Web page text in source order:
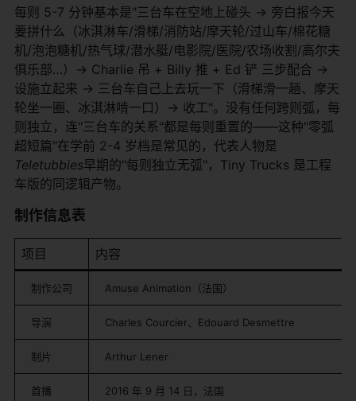
每则 5-7 分钟基本是"三台车在空地上碰头 → 旁白报今天
要拼什么（冰淇淋车/滑梯/消防站/摩天轮/过山车/棉花糖
机/泡泡糖机/热气球/潜水艇/电影院/医院/农场收割/高尔夫
俱乐部…）→ Charlie 吊 + Billy 推 + Ed 铲 三步配合 →
设施立起来 → 三台车自己上去玩一下（滑梯滑一趟、摩天
轮坐一圈、冰淇淋啃一口）→ 收工"。没有任何跨则弧，每
则独立，连"三台车的关系"都是每则重置的——这种"零弧
超短篇"在学前 2-4 岁档是常见的，代表人物是
Teletubbies早期的"每则独立无弧"，Tiny Trucks 是工程
车版的同逻辑产物。
制作信息表
项目 内容
制作公司 Amuse Animation（法国）
导演 Charles Courcier、Edouard Desmettre
制片 Arthur Lener
首播 2016 年 9 月 14 日，法国